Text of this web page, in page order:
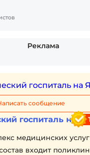
Реклама
сообщение
госпиталь на
медицинских
входит